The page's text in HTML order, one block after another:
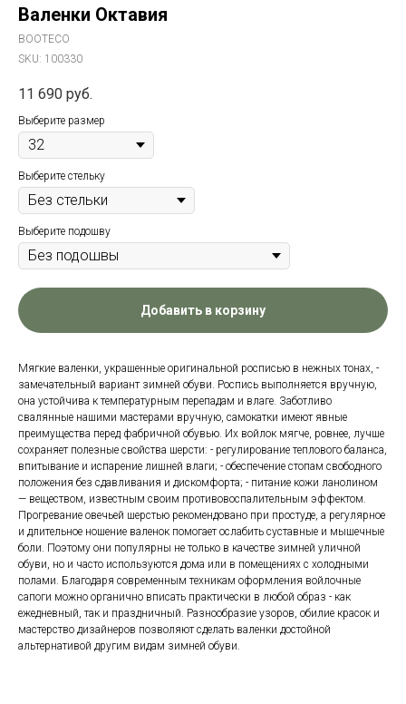
Валенки Октавия
BOOTECO
SKU: 100330
11 690 руб.
Выберите размер
Выберите стельку
Выберите подошву
Добавить в корзину
Мягкие валенки, украшенные оригинальной росписью в нежных тонах, -
замечательный вариант зимней обуви. Роспись выполняется вручную,
она устойчива к температурным перепадам и влаге. Заботливо
свалянные нашими мастерами вручную, самокатки имеют явные
преимущества перед фабричной обувью. Их войлок мягче, ровнее, лучше
сохраняет полезные свойства шерсти: - регулирование теплового баланса,
впитывание и испарение лишней влаги; - обеспечение стопам свободного
положения без сдавливания и дискомфорта; - питание кожи ланолином
— веществом, известным своим противовоспалительным эффектом.
Прогревание овечьей шерстью рекомендовано при простуде, а регулярное
и длительное ношение валенок помогает ослабить суставные и мышечные
боли. Поэтому они популярны не только в качестве зимней уличной
обуви, но и часто используются дома или в помещениях с холодными
полами. Благодаря современным техникам оформления войлочные
сапоги можно органично вписать практически в любой образ - как
ежедневный, так и праздничный. Разнообразие узоров, обилие красок и
мастерство дизайнеров позволяют сделать валенки достойной
альтернативой другим видам зимней обуви.